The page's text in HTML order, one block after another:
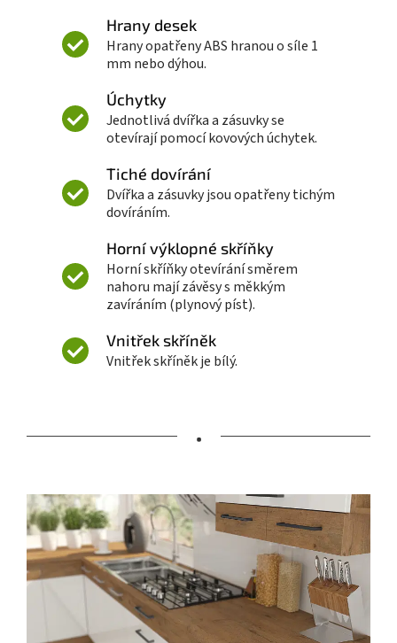
Hrany desek
Hrany opatřeny ABS hranou o síle 1
mm nebo dýhou.
Úchytky
Jednotlivá dvířka a zásuvky se
otevírají pomocí kovových úchytek.
Tiché dovírání
Dvířka a zásuvky jsou opatřeny tichým
dovíráním.
Horní výklopné skříňky
Horní skříňky otevírání směrem
nahoru mají závěsy s měkkým
zavíráním (plynový píst).
Vnitřek skříněk
Vnitřek skříněk je bílý.
•